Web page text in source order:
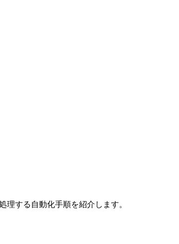
する自動化手順を紹介します。